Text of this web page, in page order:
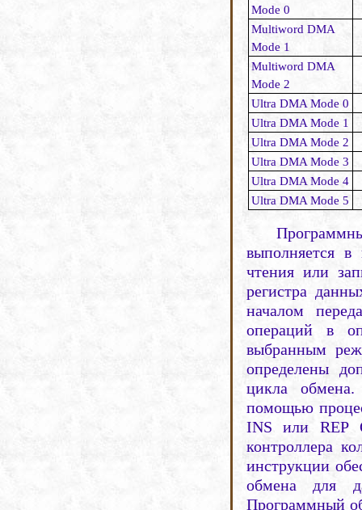
Mode 0
Multiword DMA
Mode 1
Multiword DMA
Mode 2
Ultra DMA Mode 0
Ultra DMA Mode 1
Ultra DMA Mode 2
Ultra DMA Mode 3
Ultra DMA Mode 4
Ultra DMA Mode 5
выполняется
чтения или
регистра
началом
операций в
выбранным
определены
цикла
помощью
INS илиREP
контроллера
инструкции
обмена для
Программный